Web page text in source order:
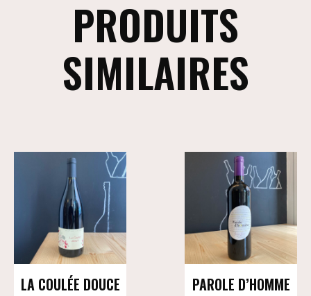
PRODUITS
SIMILAIRES
LA COULÉE DOUCE PAROLE D’HOMME